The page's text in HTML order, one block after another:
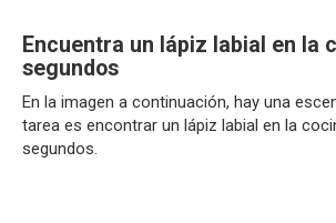
Encuentra un lápiz labial en la
segundos
En la imagen a continuación, hay una
tarea es encontrar un lápiz labial en la
segundos.